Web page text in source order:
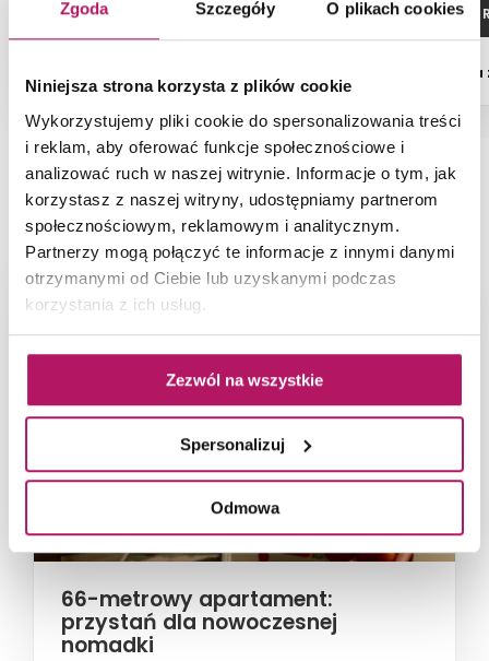
Zgoda Szczegóły O plikach cookies
Niniejsza strona korzysta z plików cookie
Wykorzystujemy pliki cookie do spersonalizowania treści
i reklam, aby oferować funkcje społecznościowe i
analizować ruch w naszej witrynie. Informacje o tym, jak
korzystasz z naszej witryny, udostępniamy partnerom
społecznościowym, reklamowym i analitycznym.
Partnerzy mogą połączyć te informacje z innymi danymi
otrzymanymi od Ciebie lub uzyskanymi podczas
korzystania z ich usług.
Zezwól na wszystkie
Spersonalizuj
Odmowa
ZOBACZ PRODUKT ZOBACZ
NAJNOWSZE ARTYKUŁY
66-metrowy apartament:
przystań dla nowoczesnej
nomadki